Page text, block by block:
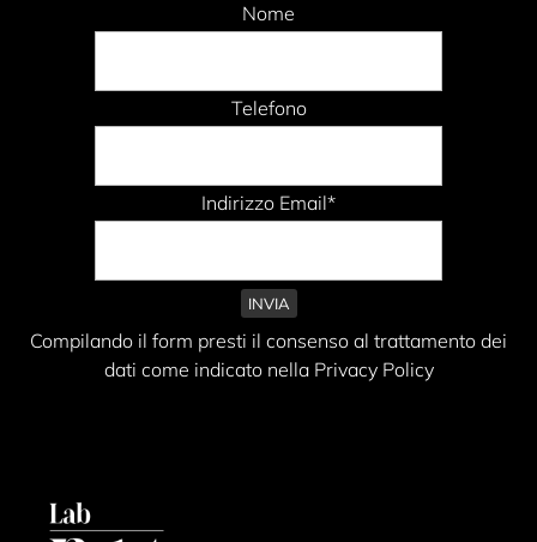
Nome
Telefono
Indirizzo Email*
Compilando il form presti il consenso al trattamento dei
dati come indicato nella Privacy Policy